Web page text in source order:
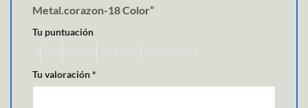
Metal.corazon-18 Color”
Tu puntuación
Tu valoración*